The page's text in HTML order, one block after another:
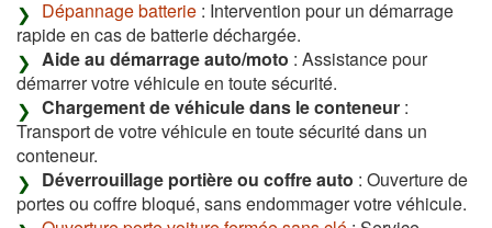
Dépannage batterie : Intervention pour un démarrage
rapide en cas de batterie déchargée.
Aide au démarrage auto/moto : Assistance pour
démarrer votre véhicule en toute sécurité.
Chargement de véhicule dans le conteneur :
Transport de votre véhicule en toute sécurité dans un
conteneur.
Déverrouillage portière ou coffre auto : Ouverture de
portes ou coffre bloqué, sans endommager votre véhicule.